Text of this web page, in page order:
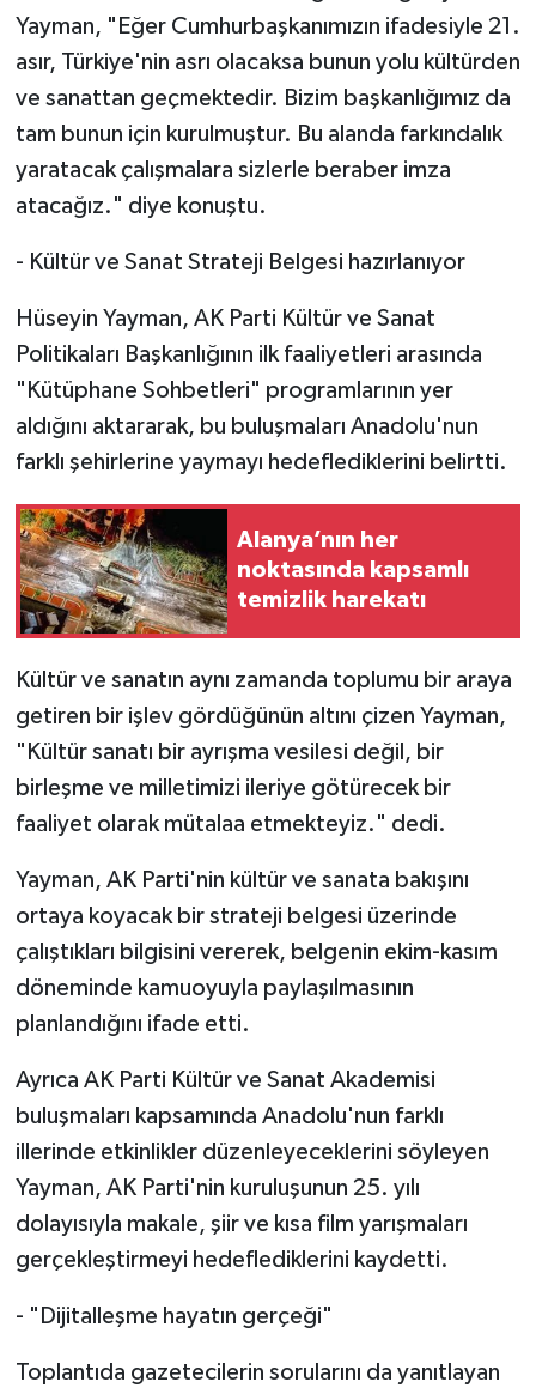
Yayman, "Eğer Cumhurbaşkanımızın ifadesiyle 21.
asır, Türkiye'nin asrı olacaksa bunun yolu kültürden
ve sanattan geçmektedir. Bizim başkanlığımız da
tam bunun için kurulmuştur. Bu alanda farkındalık
yaratacak çalışmalara sizlerle beraber imza
atacağız." diye konuştu.
- Kültür ve Sanat Strateji Belgesi hazırlanıyor
Hüseyin Yayman, AK Parti Kültür ve Sanat
Politikaları Başkanlığının ilk faaliyetleri arasında
"Kütüphane Sohbetleri" programlarının yer
aldığını aktararak, bu buluşmaları Anadolu'nun
farklı şehirlerine yaymayı hedeflediklerini belirtti.
Alanya’nın her
noktasında kapsamlı
temizlik harekatı
Kültür ve sanatın aynı zamanda toplumu bir araya
getiren bir işlev gördüğünün altını çizen Yayman,
"Kültür sanatı bir ayrışma vesilesi değil, bir
birleşme ve milletimizi ileriye götürecek bir
faaliyet olarak mütalaa etmekteyiz." dedi.
Yayman, AK Parti'nin kültür ve sanata bakışını
ortaya koyacak bir strateji belgesi üzerinde
çalıştıkları bilgisini vererek, belgenin ekim-kasım
döneminde kamuoyuyla paylaşılmasının
planlandığını ifade etti.
Ayrıca AK Parti Kültür ve Sanat Akademisi
buluşmaları kapsamında Anadolu'nun farklı
illerinde etkinlikler düzenleyeceklerini söyleyen
Yayman, AK Parti'nin kuruluşunun 25. yılı
dolayısıyla makale, şiir ve kısa film yarışmaları
gerçekleştirmeyi hedeflediklerini kaydetti.
- "Dijitalleşme hayatın gerçeği"
Toplantıda gazetecilerin sorularını da yanıtlayan